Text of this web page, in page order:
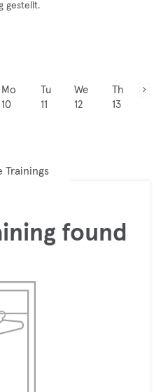
gestellt.
Mo
10
Tu
11
We
12
Th
13
Trainings
found